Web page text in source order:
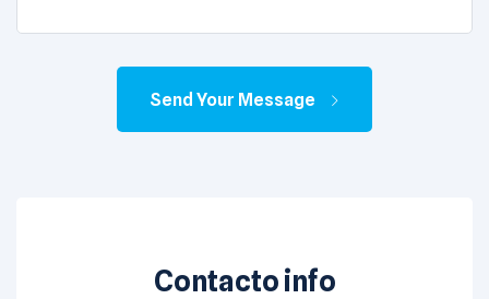
Send Your Message
Contacto info